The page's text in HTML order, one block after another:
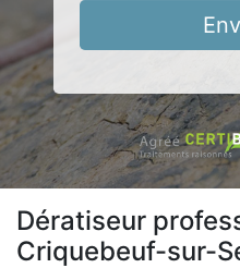
Dératiseur
Criquebeuf-sur-